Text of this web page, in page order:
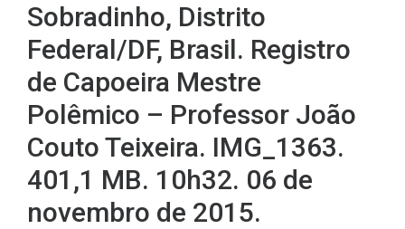
Sobradinho, Distrito
Federal/DF, Brasil. Registro
de Capoeira Mestre
Polêmico – Professor João
Couto Teixeira. IMG_1363.
401,1 MB. 10h32. 06 de
novembro de 2015.